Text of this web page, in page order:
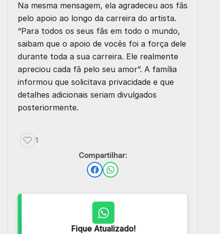
Na mesma mensagem, ela agradeceu aos fãs
pelo apoio ao longo da carreira do artista.
“Para todos os seus fãs em todo o mundo,
saibam que o apoio de vocês foi a força dele
durante toda a sua carreira. Ele realmente
apreciou cada fã pelo seu amor”. A família
informou que solicitava privacidade e que
detalhes adicionais seriam divulgados
posteriormente.
1
Compartilhar:
Fique Atualizado!